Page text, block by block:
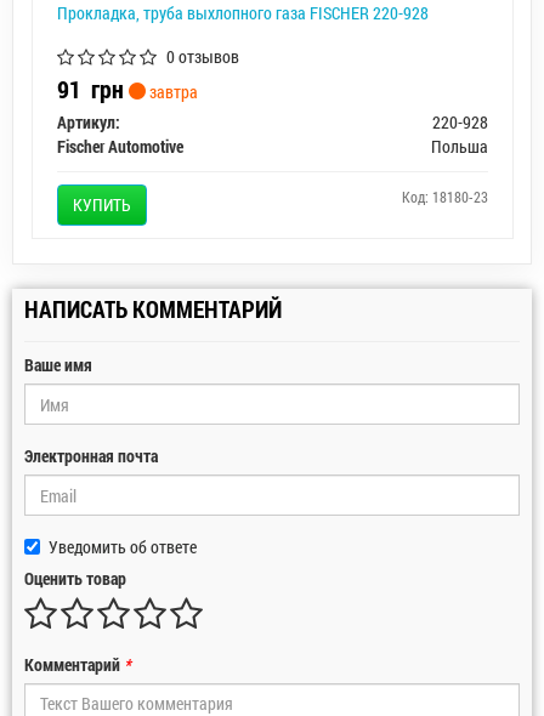
Прокладка, труба выхлопного газа FISCHER 220-928
0 отзывов
91 грн
завтра
Артикул:
220-928
Fischer Automotive
Польша
КУПИТЬ Код: 18180-23
НАПИСАТЬ КОММЕНТАРИЙ
Ваше имя
Электронная почта
Уведомить об ответе
Оценить товар
Комментарий *